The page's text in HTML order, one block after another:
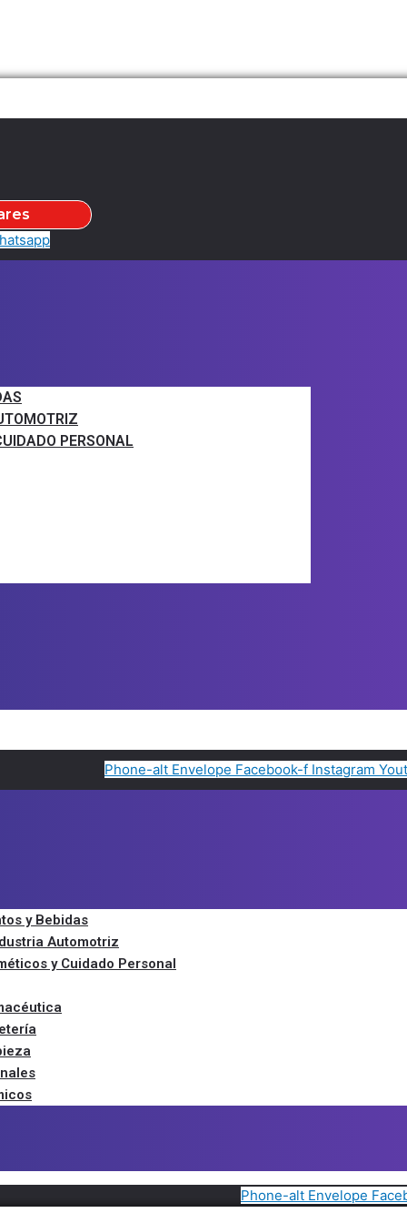
PERSONAL
Phone-alt Envelope Facebook-f Instagram
y Bebidas
Automotriz
y Cuidado Personal
Phone-alt Envelope